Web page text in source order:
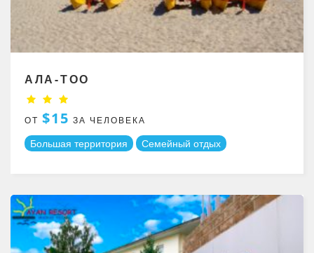
АЛА-ТОО
ОТ $15 ЗА ЧЕЛОВЕКА
Большая территория Семейный отдых